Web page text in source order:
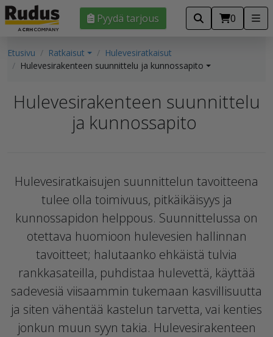
Pyydä tarjous 0
Etusivu Ratkaisut
Hulevesiratkaisut
Hulevesirakenteen suunnittelu ja kunnossapito
Hulevesirakenteen suunnittelu
ja kunnossapito
Hulevesiratkaisujen suunnittelun tavoitteena
tulee olla toimivuus, pitkäikäisyys ja
kunnossapidon helppous. Suunnittelussa on
otettava huomioon hulevesien hallinnan
tavoitteet; halutaanko ehkäistä tulvia
rankkasateilla, puhdistaa hulevettä, käyttää
sadevesiä viisaammin tukemaan kasvillisuutta
ja siten vähentää kastelun tarvetta, vai kenties
jonkun muun syyn takia. Hulevesirakenteen